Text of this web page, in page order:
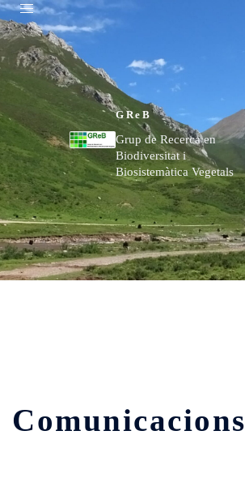
GReB
Grup de Recerca en
Biodiversitat i
Biosistemàtica Vegetals
Comunicacions